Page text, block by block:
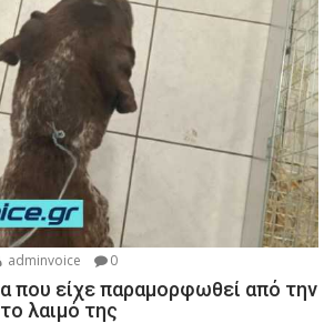
adminvoice 0
που είχε παραμορφωθεί από την
λαιμό της